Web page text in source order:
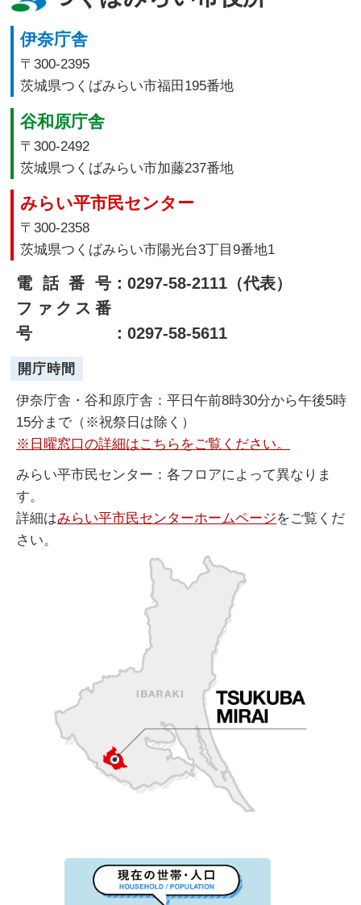
伊奈庁舎
〒300-2395
茨城県つくばみらい市福田195番地
谷和原庁舎
〒300-2492
茨城県つくばみらい市加藤237番地
みらい平市民センター
〒300-2358
茨城県つくばみらい市陽光台3丁目9番地1
電話番号：0297-58-2111（代表）
ファクス番
号
：0297-58-5611
開庁時間
伊奈庁舎・谷和原庁舎：平日午前8時30分から午後5時
15分まで（※祝祭日は除く）
※日曜窓口の詳細はこちらをご覧ください。
みらい平市民センター：各フロアによって異なりま
す。
詳細はみらい平市民センターホームページをご覧くだ
さい。